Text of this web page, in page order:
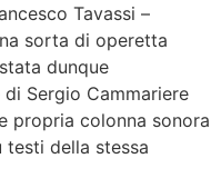
Tavassi –
sorta di operetta
dunque
Sergio Cammariere
propria colonna sonora
della stessa